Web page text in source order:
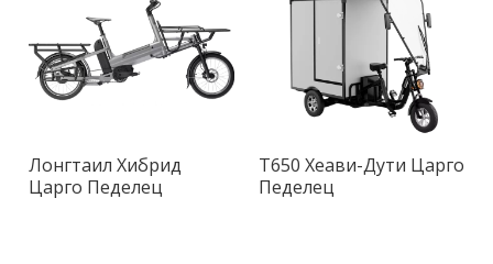
Лонгтаил Хибрид
Царго Педелец
Т650 Хеави-Дути Царго
Педелец